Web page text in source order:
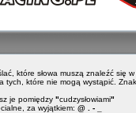
które słowa muszą znaleźć się w
tych, które nie mogą wystąpić.
je pomiędzy "cudzysłowiami"
za wyjątkiem: @ . - _